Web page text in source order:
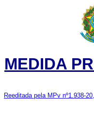
MEDIDA
Reeditada pela MPv nº1.938-